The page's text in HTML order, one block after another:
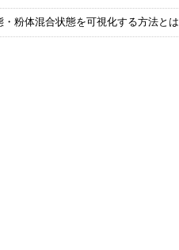
粉体混合状態を可視化する方法とは